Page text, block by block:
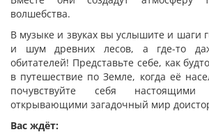
волшебства.
В музыке и звуках вы услышите и шаги
и шум древних лесов, а где-то
обитателей! Представьте себе, как
в путешествие по Земле, когда её
почувствуйте себя настоящими
открывающими загадочный мир
Вас ждёт: